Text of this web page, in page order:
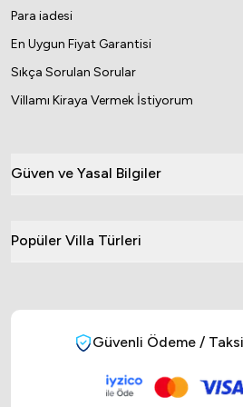
Dikkat Çeken
Villa
Muhafazakar villa
anlayışından farklı bir
dikkat çeker. Muhafazakar
duvarlar, özel peyzaj
tatil deneyimi
tasarlanır. Bu durum
Para iadesi
En Uygun Fiyat Garantisi
Sıkça Sorulan Sorular
Villamı Kiraya Vermek İstiyorum
Güven ve Yasal Bilgiler
Popüler Villa Türleri
Güvenli Ödeme /